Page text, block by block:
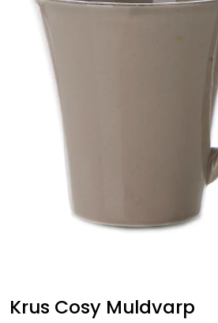
Krus Cosy Muldvarp
HJEM
INTERIØR
TEKSTIL
KJØKKEN